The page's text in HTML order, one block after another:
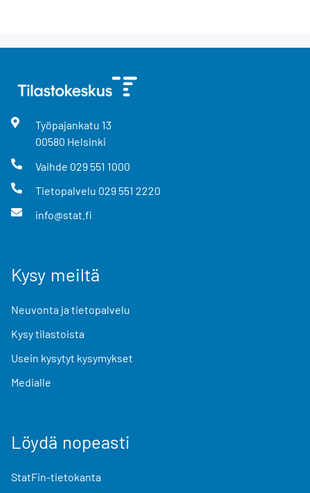
Työpajankatu 13
00580 Helsinki
Vaihde 029 551 1000
Tietopalvelu 029 551 2220
info@stat.fi
Kysy meiltä
Neuvonta ja tietopalvelu
Kysy tilastoista
Usein kysytyt kysymykset
Medialle
Löydä nopeasti
StatFin-tietokanta